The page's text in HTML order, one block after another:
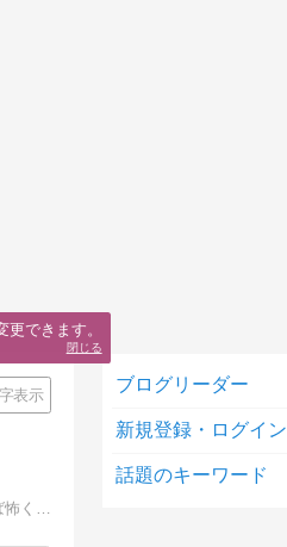
表示 ブログリーダー
新規登録・ログイン
話題のキーワード
更できます。
閉じる